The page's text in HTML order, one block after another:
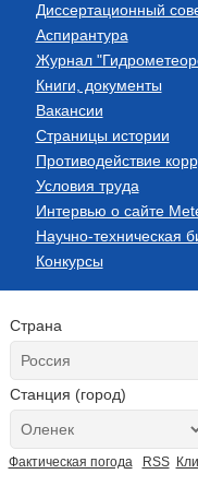
Диссертационный
Аспирантура
Журнал
Книги, документы
Вакансии
Страницы истории
Противодействие
Условия труда
Интервью о сайте
Научно-техническая
Конкурсы
Страна
Станция (город)
Фактическая погода RSS